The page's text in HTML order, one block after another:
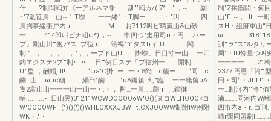
什………?制問輔知《ーアルネマ争………訓'"輔カ/(-7^，"'，~………副
↑"7魁笹川…t山~.1.T蜘………一一緒1・T脚ー…………・."叫……………四
川判事緩衝戸内u.....................M......お7112叫ピ晴嵐山&山砂…
一..........414凹叫ピナ岨ω*)I!;.~………申四つ"走用司n・円.，ハー
プ』剛山川'"飽z?ス..プ位.u......笥褐"エタスhィtU，....……閣
制.1:.，，，，，，"，，ープド山U………掛蜘」日目寸ー山……一四
鈎ヱクステ2プ"'制•...••.....日'"例目ステ「プ信州一………開制
U"'監.，酬帽j.ll!..........…“ωa'C掛…ー…一・8陥，c醐ー………“同，c
醐…山…..ωuc幽…………絹臼"醐……….."υA鍵笛..幻"臨……一一緒留υA
隻2富山山一一一山一山一・.・，.酎…一川……刷m，.鑑健
輔..........~.日山民)01211WCWDOQOOοW'Q()(ヌコWEHOOO<コ
W'OOOOWFH(")()(')()WHLCXXXJBWHt.CXJOOWW制附lW例附
WK・."・
制"Z掲衡問・何
山"F..~，.-It…一
スH・組府軍山“
訓'"ヲ"ス"ルタリ
周"・IU怜量つ叫
一一一一.......21
2377.円恩『筒""
円・司‘'・Jt!l:!'.
一…制河内"'湾"'
浦………同河内W
四市内a・r..ゴ刊
晴r聞同盟刷I………